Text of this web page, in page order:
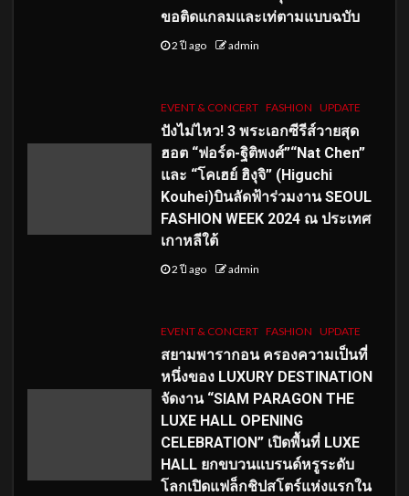
ขอติดแกลมและเท่ตามแบบฉบับ
2 ปี ago admin
EVENT & CONCERT FASHION UPDATE
ปังไม่ไหว! 3 พระเอกซีรีส์วายสุด
ฮอต “ฟอร์ด-ฐิติพงศ์”“Nat Chen”
และ “โคเฮย์ ฮิงุจิ” (Higuchi
Kouhei)บินลัดฟ้าร่วมงาน SEOUL
FASHION WEEK 2024 ณ ประเทศ
เกาหลีใต้
2 ปี ago admin
EVENT & CONCERT FASHION UPDATE
สยามพารากอน ครองความเป็นที่
หนึ่งของ LUXURY DESTINATION
จัดงาน “SIAM PARAGON THE
LUXE HALL OPENING
CELEBRATION” เปิดพื้นที่ LUXE
HALL ยกขบวนแบรนด์หรูระดับ
โลกเปิดแฟล็กชิปสโตร์แห่งแรกใน